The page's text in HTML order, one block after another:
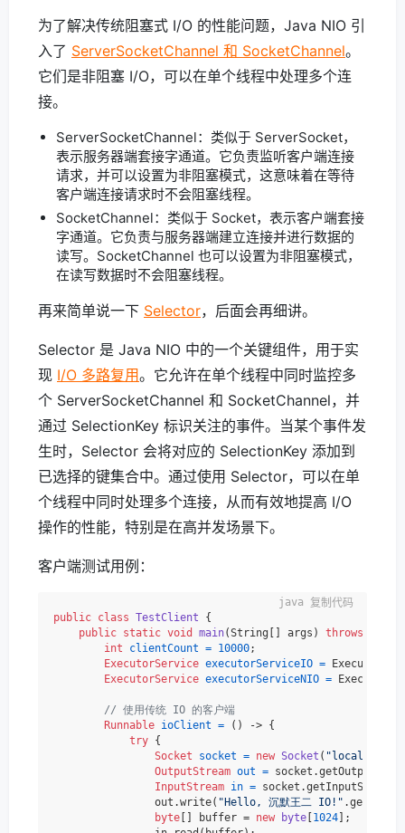
为了解决传统阻塞式 I/O 的性能问题，Java NIO 引
入了 ServerSocketChannel 和 SocketChannel。
它们是非阻塞 I/O，可以在单个线程中处理多个连
接。
ServerSocketChannel：类似于 ServerSocket，
表示服务器端套接字通道。它负责监听客户端连接
请求，并可以设置为非阻塞模式，这意味着在等待
客户端连接请求时不会阻塞线程。
SocketChannel：类似于 Socket，表示客户端套接
字通道。它负责与服务器端建立连接并进行数据的
读写。SocketChannel 也可以设置为非阻塞模式，
在读写数据时不会阻塞线程。
再来简单说一下 Selector，后面会再细讲。
Selector 是 Java NIO 中的一个关键组件，用于实
现 I/O 多路复用。它允许在单个线程中同时监控多
个 ServerSocketChannel 和 SocketChannel，并
通过 SelectionKey 标识关注的事件。当某个事件发
生时，Selector 会将对应的 SelectionKey 添加到
已选择的键集合中。通过使用 Selector，可以在单
个线程中同时处理多个连接，从而有效地提高 I/O
操作的性能，特别是在高并发场景下。
客户端测试用例：
public class TestClient {
public static void main(String[] args) throws
int
clientCount = 10000;
ExecutorService executorServiceIO =
ExecutorService executorServiceNIO =
// 使用传统 IO 的客户端
Runnable ioClient = () -> {
try {
Socket
socket = new Socket ( "localhost"
OutputStream out =
InputStream in =
                out.write(
"Hello, 沉默王二 IO!"
byte [] buffer = new byte 1024 ];
复制代码